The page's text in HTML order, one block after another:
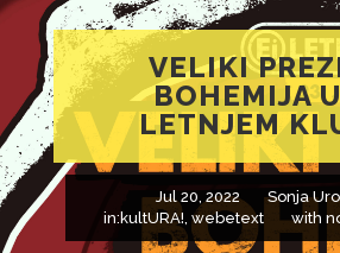
VELIKI
BOHEMIJA
LETNJEM
Jul 20, 2022
Sonja
in: kultURA!, webetext with